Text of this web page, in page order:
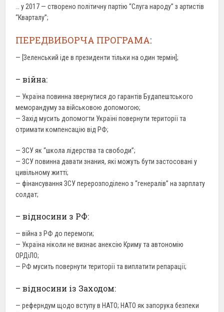
… у 2017 — створено політичну партію “Слуга народу” з артистів
“Кварталу”;
ПЕРЕДВИБОРЧА ПРОГРАМА:
— [Зеленський іде в президенти тільки на один термін];
– війна:
— Україна повинна звернутися до гарантів Будапештського
меморандуму за військовою допомогою;
— Захід мусить допомогти Україні повернути території та
отримати компенсацію від РФ;
— ЗСУ як “школа лідерства та свободи”;
— ЗСУ повинна давати знания, які можуть бути застосовані у
цивільному житті;
— фінансування ЗСУ перерозподілено з “генералів” на зарплату
солдат;
– відносини з РФ:
— війна з РФ до перемоги;
— Україна ніколи не визнає анексію Криму та автономію
ОРДіЛО;
— РФ мусить повернути території та виплатити репарації;
– відносини із Заходом:
— реферндум щодо вступу в НАТО; НАТО як запорука безпеки